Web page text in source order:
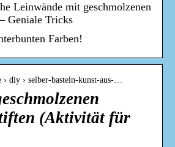
Leinwände mit geschmolzenen
Geniale Tricks
Farben!
diy › selber-basteln-kunst-aus-…
(Aktivität für